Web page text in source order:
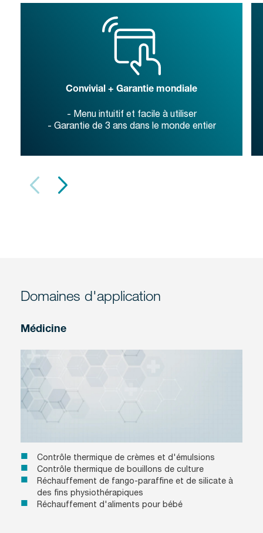
Convivial + Garantie mondiale
- Menu intuitif et facile à utiliser
- Garantie de 3 ans dans le monde entier
Domaines d'application
Médicine
Contrôle thermique de crèmes et d'émulsions
Contrôle thermique de bouillons de culture
Réchauffement de fango-paraffine et de silicate à
des fins physiothérapiques
Réchauffement d'aliments pour bébé